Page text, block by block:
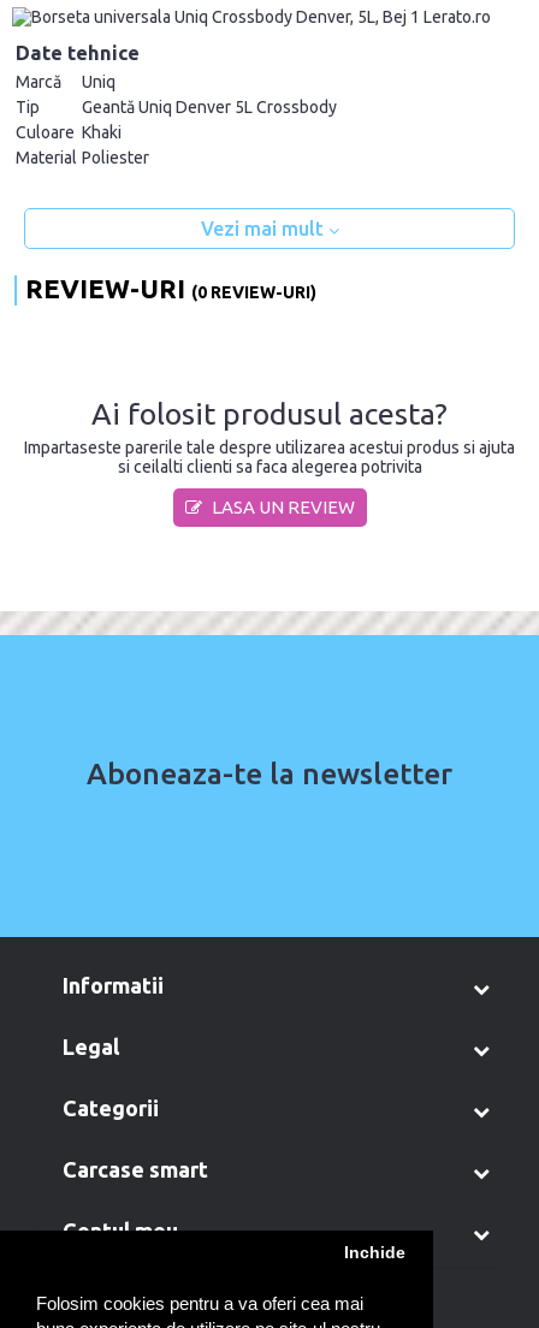
Folosim cookies pentru a va oferi cea mai
Inchide
Date tehnice
Marcă
Uniq
Tip
Geantă Uniq Denver 5L Crossbody
Culoare Khaki
Material Poliester
Vezi mai mult
REVIEW-URI (0 REVIEW-URI)
Ai folosit produsul acesta?
Impartaseste parerile tale despre utilizarea acestui produs si ajuta
si ceilalti clienti sa faca alegerea potrivita
LASA UN REVIEW
Aboneaza-te la newsletter
informatii
legal
categorii
carcase smart
contul meu